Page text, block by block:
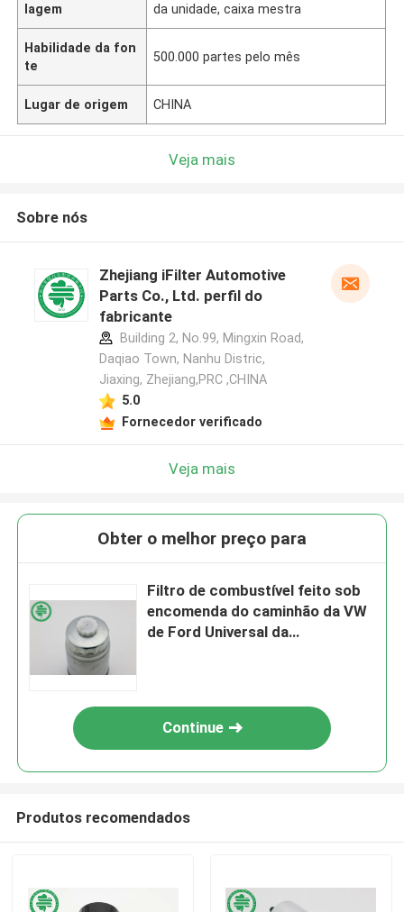
lagem
da unidade, caixa mestra
Habilidade da fon
te
500.000 partes pelo mês
Lugar de origem CHINA
Veja mais
Sobre nós
Zhejiang iFilter Automotive
Parts Co., Ltd. perfil do
fabricante
Building 2, No.99, Mingxin Road,
Daqiao Town, Nanhu Distric,
Jiaxing, Zhejiang,PRC ,CHINA
5.0
Fornecedor verificado
Veja mais
Obter o melhor preço para
Filtro de combustível feito sob
encomenda do caminhão da VW
de Ford Universal da
Continue
Produtos recomendados